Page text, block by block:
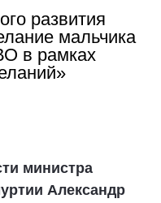
развития
мальчика
в рамках
министра
Александр